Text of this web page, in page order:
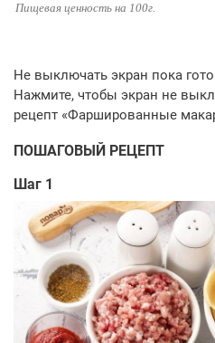
Пищевая ценность на 100г.
ПОШАГОВЫЙ РЕЦЕПТ
Шаг 1